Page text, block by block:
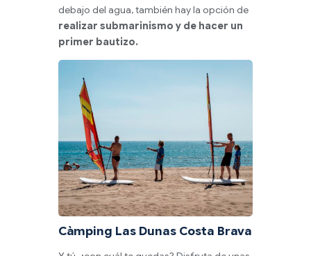
debajo del agua, también hay la opción de
realizar submarinismo y de hacer un
primer bautizo.
Càmping Las Dunas Costa Brava